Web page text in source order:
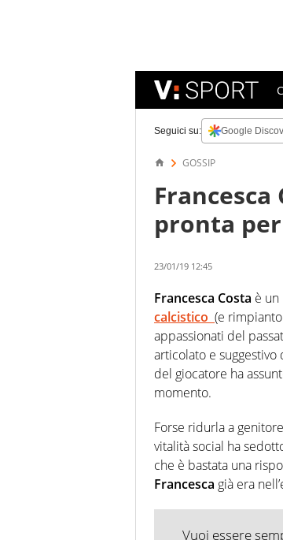
Seguici su: Google
GOSSIP
pronta
23/01/19 12:45
Francesca Costa è
calcistico (e
appassionati del
articolato e
del giocatore ha
momento.
Forse ridurla a
vitalità social ha
che è bastata una
Francesca già era
Vuoi essere